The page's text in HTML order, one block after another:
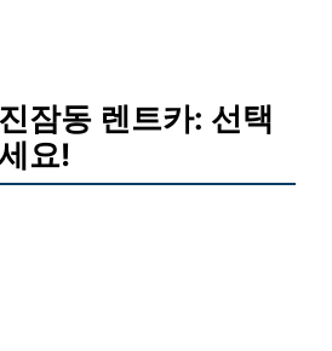
잠동 렌트카: 선택
요!